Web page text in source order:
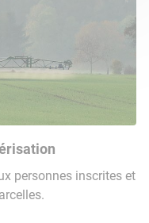
personnes inscrites et